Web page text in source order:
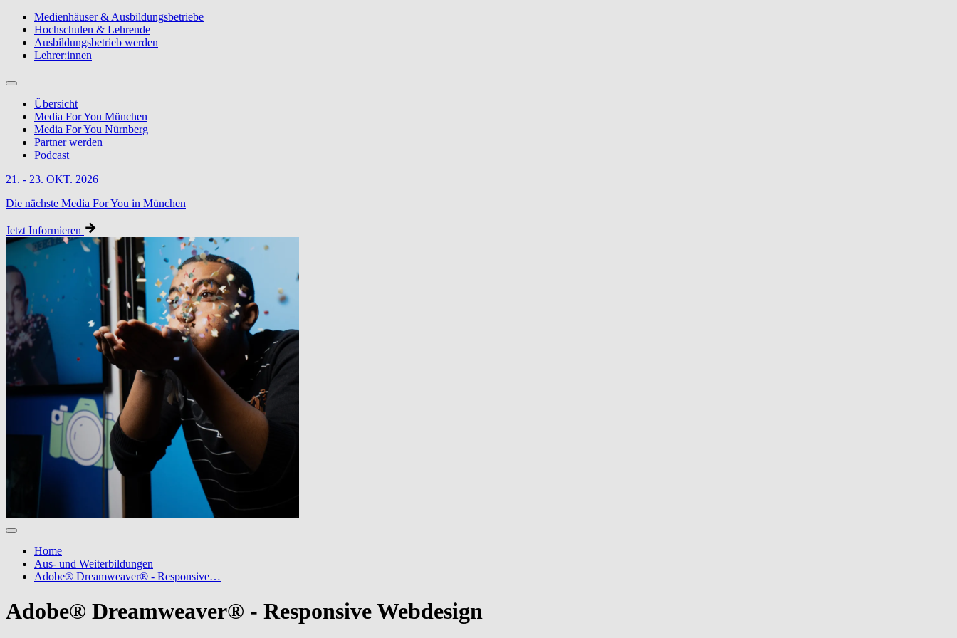
Medienhäuser & Ausbildungsbetriebe
Hochschulen & Lehrende
Ausbildungsbetrieb werden
Lehrer:innen
Übersicht
Media For You München
Media For You Nürnberg
Partner werden
Podcast
21. - 23. OKT. 2026
Die nächste Media For You in München
Jetzt Informieren
Home
Aus- und Weiterbildungen
Adobe® Dreamweaver® - Responsive…
Adobe® Dreamweaver® - Responsive Webdesign